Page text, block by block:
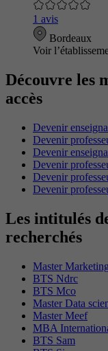
1 avis
Bordeaux
Voir
Découvre les
accès
Devenir
Devenir
Devenir
Devenir
Devenir
Devenir
Les intitulés
recherchés
Master
BTS Ndrc
BTS Mco
Master Data
Master Meef
MBA
BTS Sam